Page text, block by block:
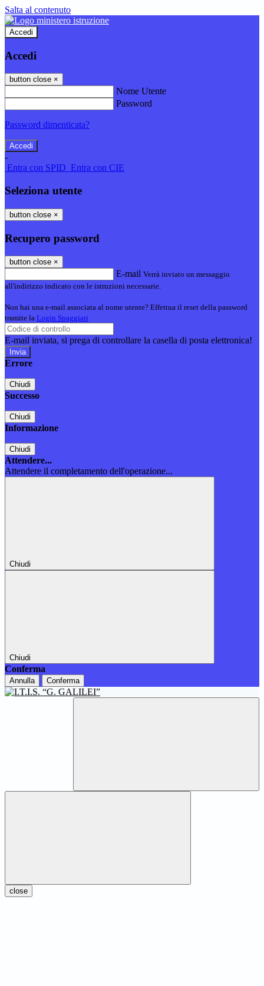
Salta al contenuto
Accedi
Accedi
button close ×
Nome Utente
Password
Password dimenticata?
-
Entra con SPID Entra con CIE
Seleziona utente
button close ×
Recupero password
button close ×
E-mail Verrà inviato un messaggio
all'indirizzo indicato con le istruzioni necessarie.
Non hai una e-mail associata al nome utente? Effettua il reset della password
tramite la Login Spaggiari
E-mail inviata, si prega di controllare la casella di posta elettronica!
Errore
Chiudi
Successo
Chiudi
Informazione
Chiudi
Attendere...
Attendere il completamento dell'operazione...
Chiudi
Chiudi
Conferma
Annulla Conferma
close